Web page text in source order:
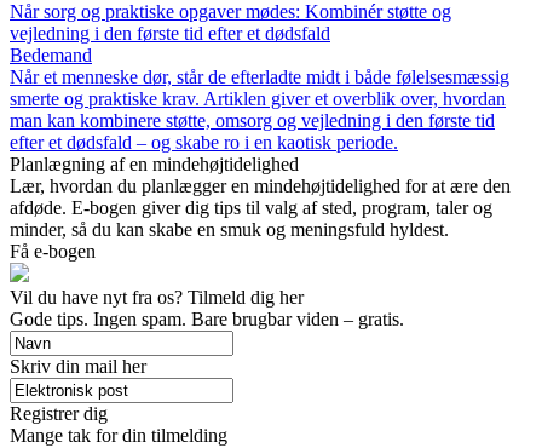
Når sorg og praktiske opgaver mødes: Kombinér støtte og
vejledning i den første tid efter et dødsfald
Bedemand
Når et menneske dør, står de efterladte midt i både følelsesmæssig
smerte og praktiske krav. Artiklen giver et overblik over, hvordan
man kan kombinere støtte, omsorg og vejledning i den første tid
efter et dødsfald – og skabe ro i en kaotisk periode.
Planlægning af en mindehøjtidelighed
Lær, hvordan du planlægger en mindehøjtidelighed for at ære den
afdøde. E-bogen giver dig tips til valg af sted, program, taler og
minder, så du kan skabe en smuk og meningsfuld hyldest.
Få e-bogen
Vil du have nyt fra os? Tilmeld dig her
Gode tips. Ingen spam. Bare brugbar viden – gratis.
Skriv din mail her
Registrer dig
Mange tak for din tilmelding